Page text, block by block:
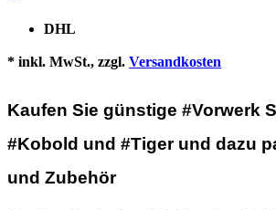
DHL
* inkl. MwSt., zzgl. Versandkosten
Kaufen Sie günstige #Vorwerk
#Kobold und #Tiger und dazu
und Zubehör